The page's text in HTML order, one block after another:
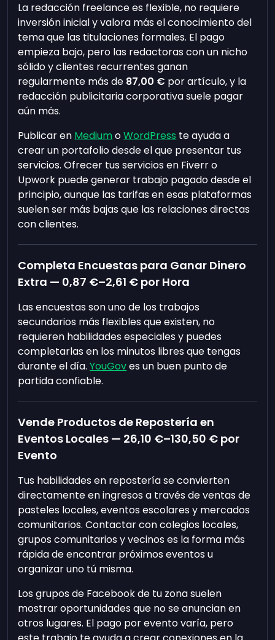
La redacción freelance es flexible, no requiere
inversión inicial y valora más el conocimiento del
tema que las titulaciones formales. El pago
empieza bajo, pero las redactoras con un nicho
sólido y clientes recurrentes ganan
regularmente más de 87,00 € por artículo, y la
redacción publicitaria corporativa suele pagar
aún más.
Publicar en MediumoWordPress te ayuda a
crear un portafolio desde el que presentar tus
servicios. Ofrecer tus servicios en Fiverr o
Upwork puede generar trabajo pagado desde el
principio, aunque las tarifas en esas plataformas
suelen ser más bajas que las relaciones directas
con clientes.
Completa Encuestas para Ganar Dinero
Extra — 0,87 €–2,61 € por Hora
Las encuestas son uno de los trabajos
secundarios más flexibles que existen, no
requieren habilidades especiales y puedes
completarlas en los minutos libres que tengas
durante el día.YouGoves un buen punto de
partida confiable.
Vende Productos de Repostería en
Eventos Locales — 26,10 €–130,50 € por
Evento
Tus habilidades en repostería se convierten
directamente en ingresos a través de ventas de
pasteles locales, eventos escolares y mercados
comunitarios. Contactar con colegios locales,
grupos comunitarios y vecinos es la forma más
rápida de encontrar próximos eventos u
organizar uno tú misma.
Los grupos de Facebook de tu zona suelen
mostrar oportunidades que no se anuncian en
otros lugares. El pago por evento varía, pero